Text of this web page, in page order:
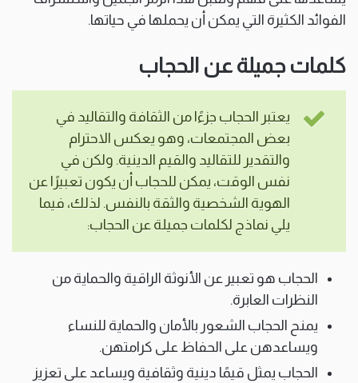
الفوائد الكثيرة التي يمكن أن يحملها في حياتها.
كلمات جميلة عن الحجاب
يعتبر الحجاب جزءًا من الثقافة والتقاليد في
بعض المجتمعات، وهو يعكس الاحترام
والتقدير للتقاليد والقيم الدينية. ولكن في
نفس الوقت، يمكن للحجاب أن يكون تعبيرًا عن
الهوية الشخصية والثقة بالنفس. لذلك، فيما
يلي نماذج لكلمات جميلة عن الحجاب:
الحجاب هو تعبير عن الأنوثة الراقية والحماية من
النظرات العابرة.
يمنح الحجاب الشعور بالأمان والحماية للنساء
ويساعدهن على الحفاظ على كرامتهن.
الحجاب يمثل قيمًا دينية وثقافية ويساعد على تعزيز